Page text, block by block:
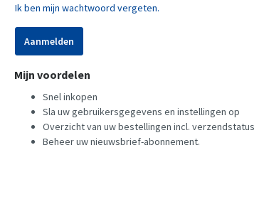
Ik ben mijn wachtwoord vergeten.
Aanmelden
Mijn voordelen
Snel inkopen
Sla uw gebruikersgegevens en instellingen op
Overzicht van uw bestellingen incl. verzendstatus
Beheer uw nieuwsbrief-abonnement.